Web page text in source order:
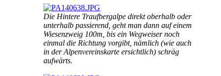
Die Hintere Traufbergalpe direkt oberhalb oder
unterhalb passierend, geht man dann auf einem
Wiesenzweig 100m, bis ein Wegweiser noch
einmal die Richtung vorgibt, nämlich (wie auch
in der Alpenvereinskarte ersichtlich) schräg
aufwärts.